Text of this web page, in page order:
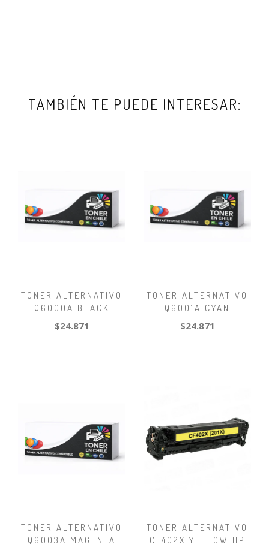
TAMBIÉN TE PUEDE INTERESAR:
TONER ALTERNATIVO
Q6000A BLACK
$24.871
TONER ALTERNATIVO
Q6001A CYAN
$24.871
TONER ALTERNATIVO
Q6003A MAGENTA
TONER ALTERNATIVO
CF402X YELLOW HP